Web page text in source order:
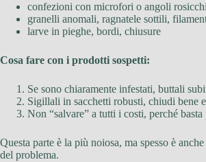
confezioni con microfori o angoli
granelli anomali, ragnatele sottili,
larve in pieghe, bordi, chiusure
Cosa fare con i prodotti sospetti:
Se sono chiaramente infestati, buttali
Sigillali in sacchetti robusti, chiudi bene
Non “salvare” a tutti i costi, perché
Questa parte è la più noiosa, ma spesso è
del problema.